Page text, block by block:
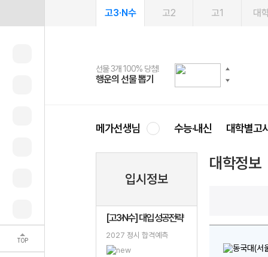
TOP
고3·N수 고2 고1 대
선물 3개 100% 당첨!
행운의 선물 뽑기
선물 100% 증정!
메가스터디 X 올리브
여름방학 스터디 캐시백
메가런 썸머스쿨
2027 러셀 단과
강사 공개선발
스마트러닝앱
설문 EVENT
메가패스
3일 무료 체험권
메가패스 수강생 무료혜택!
메가클럽 멤버십
사회공헌 캠페인
희망이룸 메가나눔
메가선생님 수능·내신 대학별고
입시정보
[고3·N수] 대입 성공전략
2027 정시 합격예측
대학정보